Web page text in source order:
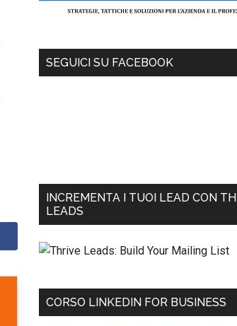
SEGUICI SU FACEBOOK
INCREMENTA I TUOI LEAD CON
LEADS
CORSO LINKEDIN FOR BUSINESS